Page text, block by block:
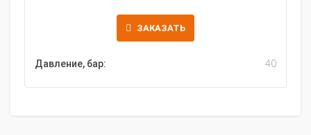
ЗАКАЗАТЬ
Давление, бар: 40